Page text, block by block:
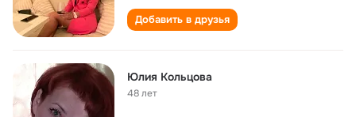
Добавить в друзья
Юлия Кольцова
48 лет